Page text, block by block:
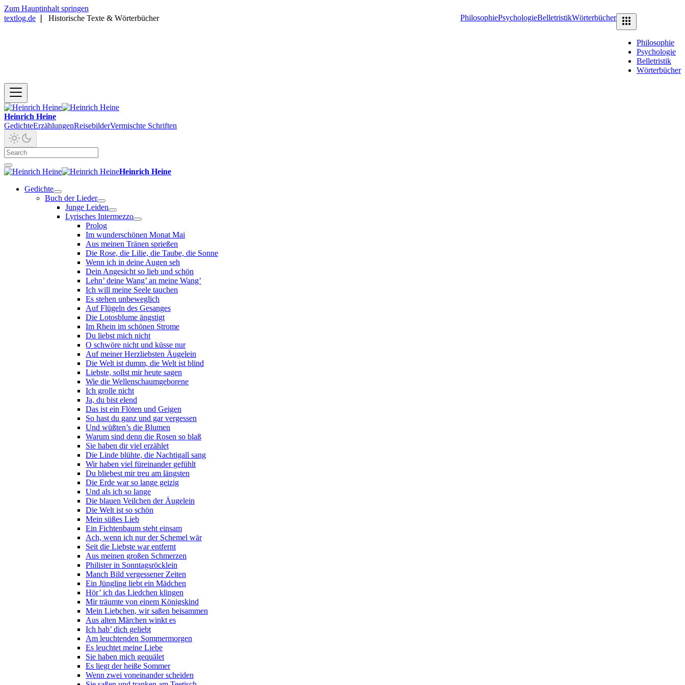
Zum Hauptinhalt springen
textlog.de
Historische Texte & Wörterbücher PhilosophiePsychologieBelletristikWörterbücher
Philosophie
Psychologie
Belletristik
Wörterbücher
Heinrich Heine
GedichteErzählungenReisebilderVermischte Schriften
Heinrich Heine
Gedichte
Buch der Lieder
Junge Leiden
Lyrisches Intermezzo
Prolog
Im wunderschönen Monat Mai
Aus meinen Tränen sprießen
Die Rose, die Lilie, die Taube, die Sonne
Wenn ich in deine Augen seh
Dein Angesicht so lieb und schön
Lehn’ deine Wang’ an meine Wang’
Ich will meine Seele tauchen
Es stehen unbeweglich
Auf Flügeln des Gesanges
Die Lotosblume ängstigt
Im Rhein im schönen Strome
Du liebst mich nicht
O schwöre nicht und küsse nur
Auf meiner Herzliebsten Äugelein
Die Welt ist dumm, die Welt ist blind
Liebste, sollst mir heute sagen
Wie die Wellenschaumgeborene
Ich grolle nicht
Ja, du bist elend
Das ist ein Flöten und Geigen
So hast du ganz und gar vergessen
Und wüßten’s die Blumen
Warum sind denn die Rosen so blaß
Sie haben dir viel erzählet
Die Linde blühte, die Nachtigall sang
Wir haben viel füreinander gefühlt
Du bliebest mir treu am längsten
Die Erde war so lange geizig
Und als ich so lange
Die blauen Veilchen der Äugelein
Die Welt ist so schön
Mein süßes Lieb
Ein Fichtenbaum steht einsam
Ach, wenn ich nur der Schemel wär
Seit die Liebste war entfernt
Aus meinen großen Schmerzen
Philister in Sonntagsröcklein
Manch Bild vergessener Zeiten
Ein Jüngling liebt ein Mädchen
Hör’ ich das Liedchen klingen
Mir träumte von einem Königskind
Mein Liebchen, wir saßen beisammen
Aus alten Märchen winkt es
Ich hab’ dich geliebt
Am leuchtenden Sommermorgen
Es leuchtet meine Liebe
Sie haben mich gequälet
Es liegt der heiße Sommer
Wenn zwei voneinander scheiden